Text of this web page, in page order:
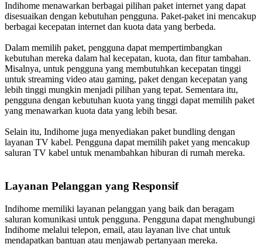
Indihome menawarkan berbagai pilihan paket internet yang dapat
disesuaikan dengan kebutuhan pengguna. Paket-paket ini mencakup
berbagai kecepatan internet dan kuota data yang berbeda.
Dalam memilih paket, pengguna dapat mempertimbangkan
kebutuhan mereka dalam hal kecepatan, kuota, dan fitur tambahan.
Misalnya, untuk pengguna yang membutuhkan kecepatan tinggi
untuk streaming video atau gaming, paket dengan kecepatan yang
lebih tinggi mungkin menjadi pilihan yang tepat. Sementara itu,
pengguna dengan kebutuhan kuota yang tinggi dapat memilih paket
yang menawarkan kuota data yang lebih besar.
Selain itu, Indihome juga menyediakan paket bundling dengan
layanan TV kabel. Pengguna dapat memilih paket yang mencakup
saluran TV kabel untuk menambahkan hiburan di rumah mereka.
Layanan Pelanggan yang Responsif
Indihome memiliki layanan pelanggan yang baik dan beragam
saluran komunikasi untuk pengguna. Pengguna dapat menghubungi
Indihome melalui telepon, email, atau layanan live chat untuk
mendapatkan bantuan atau menjawab pertanyaan mereka.